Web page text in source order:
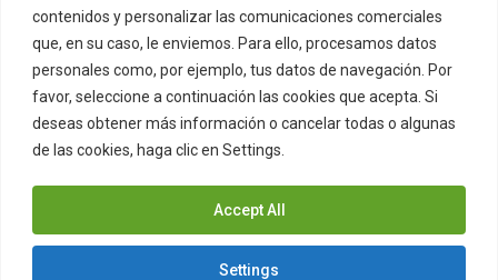
contenidos y personalizar las comunicaciones comerciales
que, en su caso, le enviemos. Para ello, procesamos datos
personales como, por ejemplo, tus datos de navegación. Por
favor, seleccione a continuación las cookies que acepta. Si
deseas obtener más información o cancelar todas o algunas
de las cookies, haga clic en Settings.
Settings
Accept All
© 2022-2026 ZITRO TECHNOLOGIES, S.L.U. All rights
reserved.
Northlink Business Centre, Level 2, Burmarrad Road,
NAXXAR, NXR 6345, Malta, is licenced by the Malta Gaming
Authority under the corporate group critical gaming supply
MGA/CRP/285/2014 for Type 1 Gaming Services.